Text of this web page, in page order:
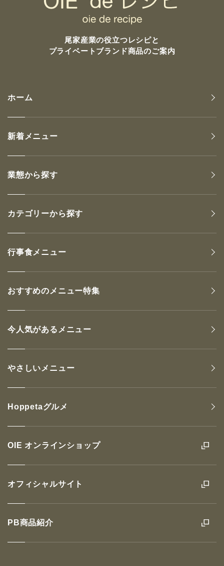
尾家産業の役立つレシピと
プライベートブランド商品のご案内
OIE オンラインショップ
オフィシャルサイト
PB商品紹介
ホーム
新着メニュー
業態から探す
カテゴリーから探す
行事食メニュー
おすすめのメニュー特集
今人気があるメニュー
やさしいメニュー
Hoppetaグルメ